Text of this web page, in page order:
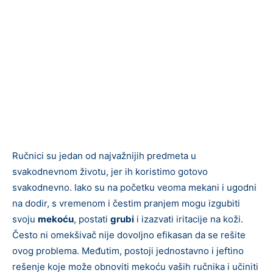
Ručnici su jedan od najvažnijih predmeta u
svakodnevnom životu, jer ih koristimo gotovo
svakodnevno. Iako su na početku veoma mekani i ugodni
na dodir, s vremenom i čestim pranjem mogu izgubiti
svoju mekoću, postati grubi i izazvati iritacije na koži.
Često ni omekšivač nije dovoljno efikasan da se rešite
ovog problema. Međutim, postoji jednostavno i jeftino
rešenje koje može obnoviti mekoću vaših ručnika i učiniti